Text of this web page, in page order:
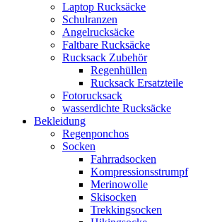
Laptop Rucksäcke
Schulranzen
Angelrucksäcke
Faltbare Rucksäcke
Rucksack Zubehör
Regenhüllen
Rucksack Ersatzteile
Fotorucksack
wasserdichte Rucksäcke
Bekleidung
Regenponchos
Socken
Fahrradsocken
Kompressionsstrumpf
Merinowolle
Skisocken
Trekkingsocken